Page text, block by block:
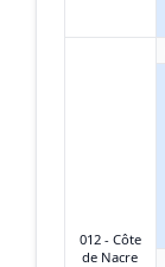
012 - Côte
de Nacre